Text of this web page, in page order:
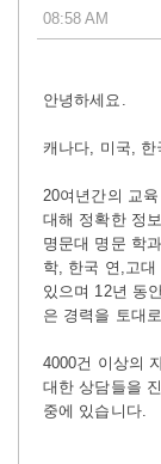
08:58 AM
안녕하세요.
캐나다, 미국, 한
20여년간의 교
대해 정확한 정
명문대 명문 학
학, 한국 연,고대
있으며 12년 동
은 경력을 토대
4000건 이상의
대한 상담들을
중에 있습니다.